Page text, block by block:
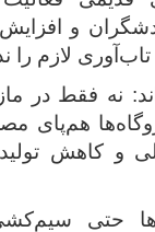
و افزایش
لازم را
نه فقط در
هم‌پای
و کاهش تولید
حتی